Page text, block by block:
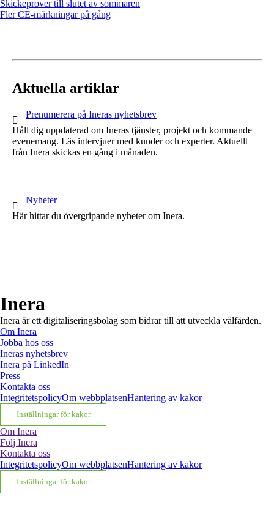
Skickeprover till slutet av sommaren
Fler CE-märkningar på gång
Aktuella artiklar
1 av 1Prenumerera på Ineras nyhetsbrev
Håll dig uppdaterad om Ineras tjänster, projekt och kommande
evenemang. Läs intervjuer med kunder och experter. Aktuellt
från Inera skickas en gång i månaden.
1 av 1Nyheter
Här hittar du övergripande nyheter om Inera.
Till toppen av sidan
Inera
Inera är ett digitaliseringsbolag som bidrar till att utveckla välfärden.
Om Inera
Jobba hos oss
Ineras nyhetsbrev
Inera på LinkedIn
Press
Kontakta oss
IntegritetspolicyOm webbplatsenHantering av kakor
Inställningar för kakor
Om Inera
Följ Inera
Kontakta oss
IntegritetspolicyOm webbplatsenHantering av kakor
Inställningar för kakor